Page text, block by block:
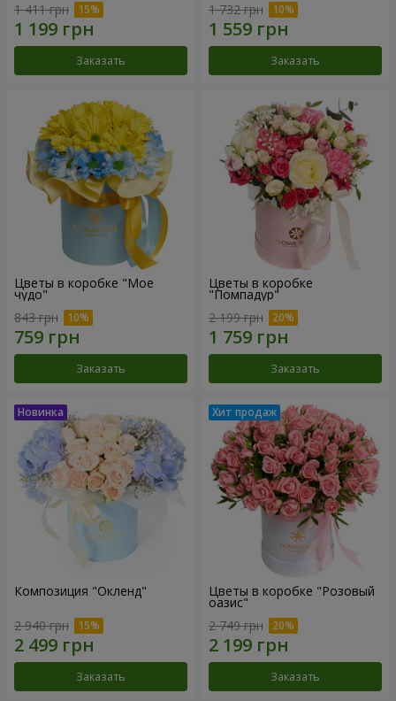
1 411 грн
Заказать
1 732 грн
Заказать
Цветы в коробке "Мое
чудо"
843 грн
Заказать
Цветы в коробке
"Помпадур"
2 199 грн
Заказать
Композиция "Окленд"
2 940 грн
Заказать
Цветы в коробке "Розовый
оазис"
2 749 грн
Заказать